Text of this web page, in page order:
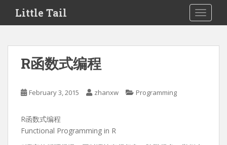
i
Little Tail
R函数式编程
February 3, 2015 zhanxw Programming
R函数式编程
Functional Programming in R